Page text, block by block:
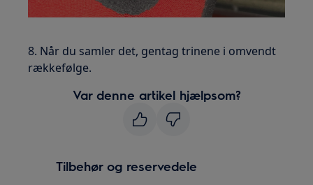
8. Når du samler det, gentag trinene i omvendt
rækkefølge.
Var denne artikel hjælpsom?
Tilbehør og reservedele